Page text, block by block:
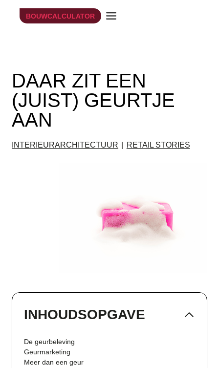
BOUWCALCULATOR
DAAR ZIT EEN
(JUIST) GEURTJE
AAN
INTERIEURARCHITECTUUR RETAIL STORIES
INHOUDSOPGAVE
De geurbeleving
Geurmarketing
Meer dan een geur